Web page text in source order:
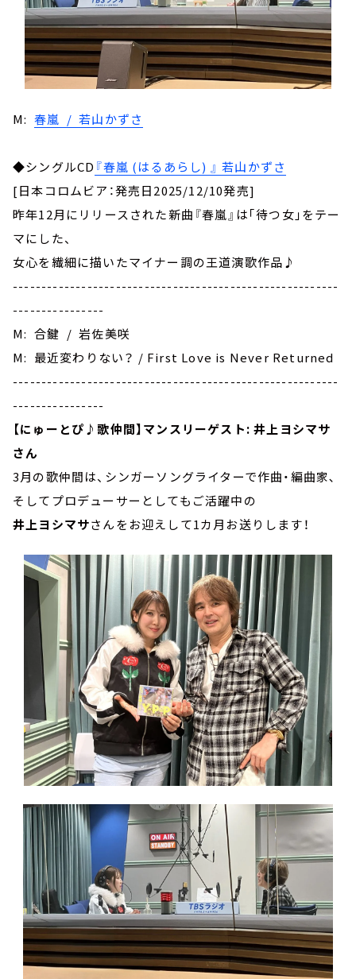
M: 春嵐 / 若山かずさ
◆シングルCD 『春嵐 (はるあらし) 』 若山かずさ
[日本コロムビア：発売日2025/12/10発売]
昨年12月にリリースされた新曲『春嵐』は｢待つ女｣をテー
マにした、
女心を繊細に描いたマイナー調の王道演歌作品♪
---------------------------------------------------------
----------------
M: 合鍵 / 岩佐美咲
M: 最近変わりない？ / First Love is Never Returned
---------------------------------------------------------
----------------
【にゅーとぴ♪歌仲間】マンスリーゲスト: 井上ヨシマサ
さん
3月の歌仲間は、シンガーソングライターで作曲・編曲家､
そしてプロデューサーとしてもご活躍中の
井上ヨシマサさんをお迎えして1カ月お送りします！